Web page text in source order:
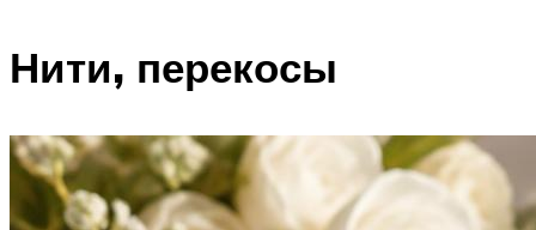
Нити, перекосы